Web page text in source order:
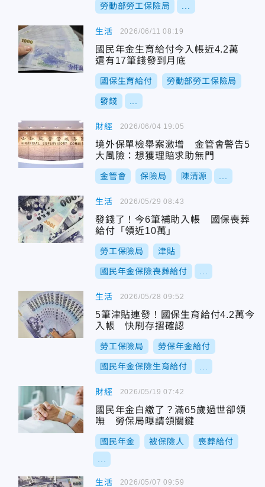
勞動部勞工保險局
生活
國民年金生育給付今入帳近4.2萬
還有17筆錢發到月底
國保生育給付 勞動部勞工保險局
發錢
2026/06/11 08:19
財經
境外保單檢舉案激增 金管會警告5
大風險：想獲理賠求助無門
金管會 保險局 陳清源
2026/06/04 19:05
生活
發錢了！今6筆補助入帳 國保喪葬
給付「領近10萬」
勞工保險局 津貼
國民年金保險喪葬給付
2026/05/29 08:43
生活
5筆津貼連發！國保生育給付4.2萬今
入帳 快刷存摺確認
勞工保險局 勞保年金給付
國民年金保險生育給付
2026/05/28 09:52
財經
國民年金白繳了？滿65歲過世卻領
嘸 勞保局曝請領關鍵
國民年金 被保險人 喪葬給付
2026/05/19 07:42
生活 2026/05/07 09:59